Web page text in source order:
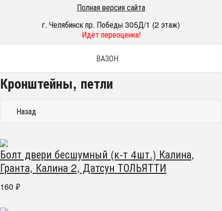
Полная версия сайта
г. Челябинск пр. Победы 305Д/1 (2 этаж)
Идёт переоценка!
ВАЗОН
Кронштейны, петли
Назад
Болт двери бесшумный (к-т 4шт.) Калина,
Гранта, Калина 2, Датсун ТОЛЬЯТТИ
160 ₽